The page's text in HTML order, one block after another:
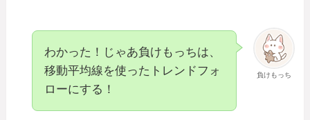
負けもっち
わかった！じゃあ負けもっちは、
移動平均線を使ったトレンドフォ
ローにする！